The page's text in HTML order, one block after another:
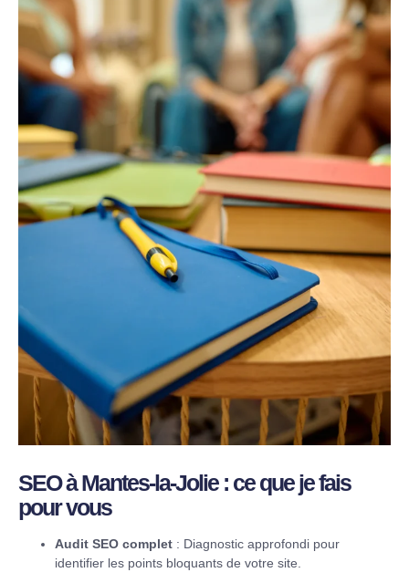
SEO à Mantes-la-Jolie : ce que je fais
pour vous
Audit SEO complet : Diagnostic approfondi pour
identifier les points bloquants de votre site.